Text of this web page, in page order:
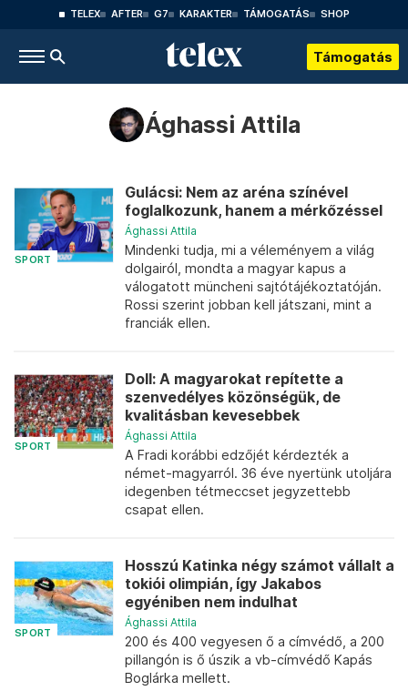
TELEX AFTER G7 KARAKTER TÁMOGATÁS SHOP
Támogatás
Ághassi Attila
SPORT
Gulácsi: Nem az aréna színével
foglalkozunk, hanem a mérkőzéssel
Ághassi Attila
Mindenki tudja, mi a véleményem a világ
dolgairól, mondta a magyar kapus a
válogatott müncheni sajtótájékoztatóján.
Rossi szerint jobban kell játszani, mint a
franciák ellen.
SPORT
Doll: A magyarokat repítette a
szenvedélyes közönségük, de
kvalitásban kevesebbek
Ághassi Attila
A Fradi korábbi edzőjét kérdezték a
német-magyarról. 36 éve nyertünk utoljára
idegenben tétmeccset jegyzettebb
csapat ellen.
SPORT
Hosszú Katinka négy számot vállalt a
tokiói olimpián, így Jakabos
egyéniben nem indulhat
Ághassi Attila
200 és 400 vegyesen ő a címvédő, a 200
pillangón is ő úszik a vb-címvédő Kapás
Boglárka mellett.